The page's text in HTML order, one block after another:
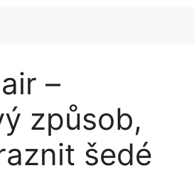
–
způsob,
šedé